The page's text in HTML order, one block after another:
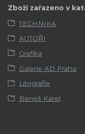
Zboží zařazeno v
TECHNIKA
AUTOŘI
Grafika
Galerie AD Praha
Litografie
Beneš Karel